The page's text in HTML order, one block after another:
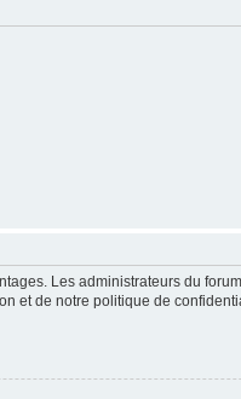
Les administrateurs du
et de notre politique de